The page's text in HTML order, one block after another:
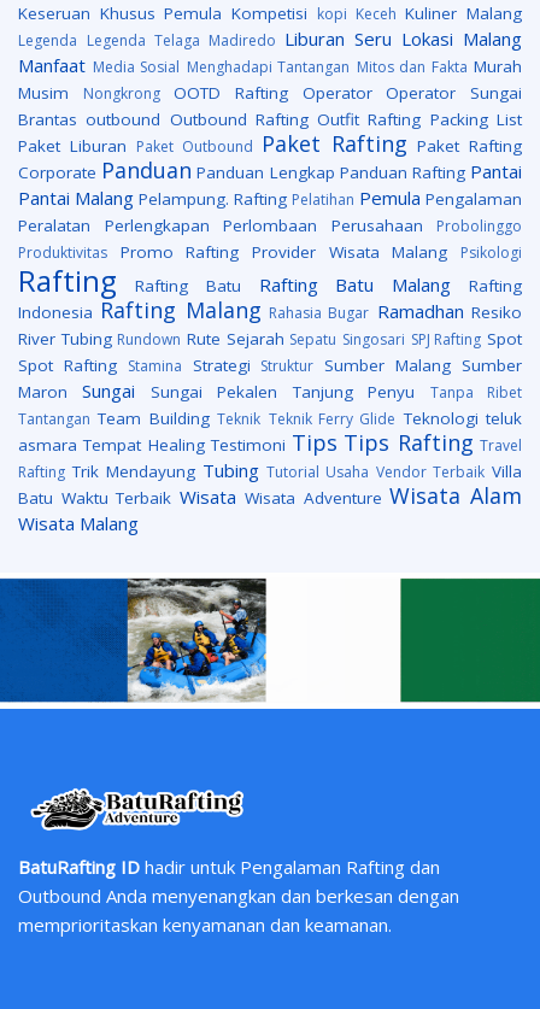
Keseruan Khusus Pemula Kompetisi kopi Keceh Kuliner Malang
Legenda Legenda Telaga Madiredo Liburan Seru Lokasi Malang
Manfaat Media Sosial Menghadapi Tantangan Mitos dan Fakta Murah
Musim
Nongkrong OOTD Rafting Operator
Operator Sungai
Brantas outbound Outbound Rafting Outfit Rafting Packing List
Paket Liburan Paket Outbound Paket Rafting Paket Rafting
Corporate Panduan Panduan Lengkap Panduan Rafting Pantai
Pantai Malang Pelampung. Rafting Pelatihan Pemula Pengalaman
Peralatan
Perlengkapan Perlombaan Perusahaan
Probolinggo
Produktivitas
Promo Rafting Provider Wisata Malang Psikologi
Rafting Rafting Batu Rafting Batu Malang
Rafting
Indonesia Rafting Malang Rahasia Bugar Ramadhan Resiko
River Tubing Rundown Rute Sejarah Sepatu Singosari SPJ Rafting Spot
Spot Rafting Stamina Strategi Struktur Sumber Malang Sumber
Maron
Sungai Sungai Pekalen Tanjung Penyu
Tanpa Ribet
Tantangan Team Building Teknik Teknik Ferry Glide Teknologi teluk
asmara Tempat Healing Testimoni Tips Tips Rafting Travel
Rafting Trik Mendayung Tubing Tutorial Usaha Vendor Terbaik Villa
Batu Waktu Terbaik Wisata Wisata Adventure Wisata Alam
Wisata Malang
BatuRafting ID hadir untuk Pengalaman Rafting dan
Outbound Anda menyenangkan dan berkesan dengan
memprioritaskan kenyamanan dan keamanan.